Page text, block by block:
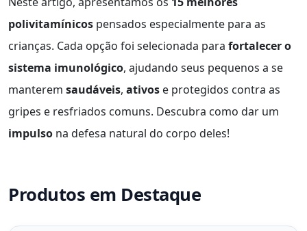
polivitamínicos pensados especialmente para as
crianças. Cada opção foi selecionada para fortalecer o
sistema imunológico, ajudando seus pequenos a se
manterem saudáveis, ativos e protegidos contra as
gripes e resfriados comuns. Descubra como dar um
impulso na defesa natural do corpo deles!
Produtos em Destaque